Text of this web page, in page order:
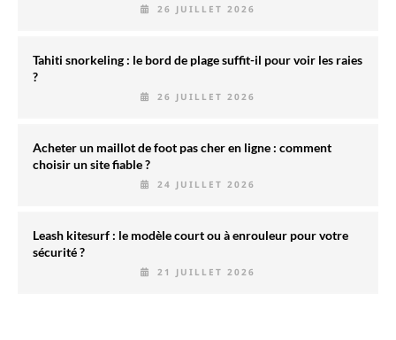
26 JUILLET 2026
Tahiti snorkeling : le bord de plage suffit-il pour voir les raies
?
26 JUILLET 2026
Acheter un maillot de foot pas cher en ligne : comment
choisir un site fiable ?
24 JUILLET 2026
Leash kitesurf : le modèle court ou à enrouleur pour votre
sécurité ?
21 JUILLET 2026